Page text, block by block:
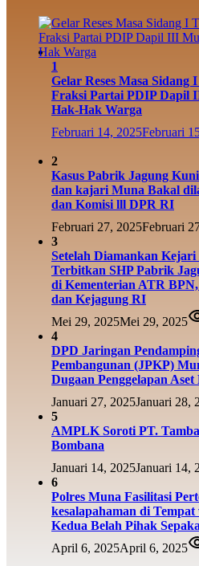
1
Gelar Reses Masa Sidang
Fraksi Partai PDIP Dapil
Hak-Hak Warga
Februari 14, 2025Februari
2
Kasus Pabrik Jagung
dan kajari Muna Bakal
dan Komisi lll DPR RI
Februari 27, 2025Februari
3
Setelah Diamankan
Terbitkan SHP Pabrik
di Kementerian ATR
dan Kejagung RI
Mei 29, 2025Mei 29, 2025
4
DPD Jaringan
Pembangunan (JPKP)
Dugaan Penggelapan
Januari 27, 2025Januari 28,
5
AMPLK Soroti PT.
Bombana
Januari 14, 2025Januari 14,
6
Polres Muna Fasilitasi
kesalapahaman di
Kedua Belah Pihak
April 6, 2025April 6, 2025